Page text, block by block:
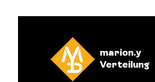
marion.y
Verteilung